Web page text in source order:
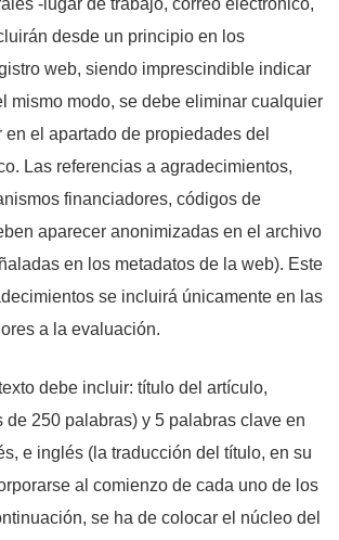
-lugar de trabajo, correo electrónico,
desde un principio en los
web, siendo imprescindible indicar
mismo modo, se debe eliminar cualquier
el apartado de propiedades del
Las referencias a agradecimientos,
financiadores, códigos de
aparecer anonimizadas en el archivo
en los metadatos de la web). Este
se incluirá únicamente en las
a la evaluación.
debe incluir: título del artículo,
de 250 palabras) y 5 palabras clave en
e inglés (la traducción del título, en su
al comienzo de cada uno de los
se ha de colocar el núcleo del